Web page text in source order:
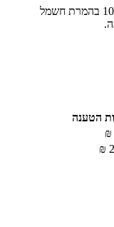
יעילות — כלי רכב חשמליים אינם יעילים ב-100% בהמרת חשמל
הטענה
₪
₪